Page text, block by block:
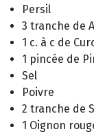
Persil
3 tranche de
1 c. à c de
1 pincée de
Sel
Poivre
2 tranche de
1 Oignon